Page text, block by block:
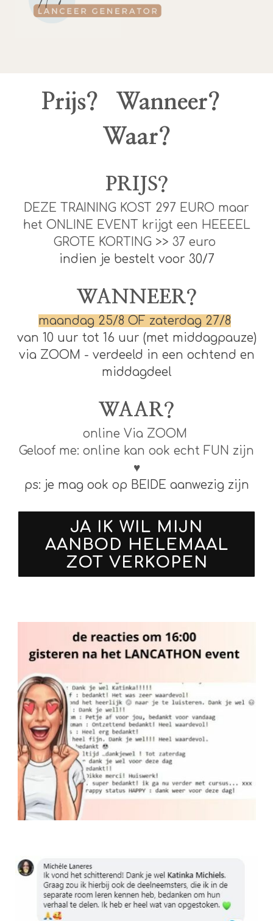
Prijs? Wanneer?
Waar?
PRIJS?
DEZE TRAINING KOST 297 EURO maar
het ONLINE EVENT krijgt een HEEEEL
GROTE KORTING >> 37 euro
indien je bestelt voor 30/7
WANNEER?
maandag 25/8 OF zaterdag 27/8
van 10 uur tot 16 uur (met middagpauze)
via ZOOM - verdeeld in een ochtend en
middagdeel
WAAR?
online Via ZOOM
Geloof me: online kan ook echt FUN zijn
♥
ps: je mag ook op BEIDE aanwezig zijn
JA IK WIL MIJN
AANBOD HELEMAAL
ZOT VERKOPEN